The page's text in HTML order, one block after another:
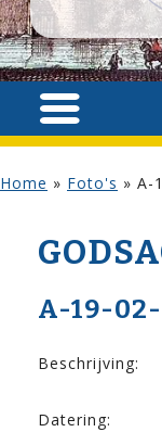
Home » Foto's » A-
A-19-
Beschrijving:
Datering: